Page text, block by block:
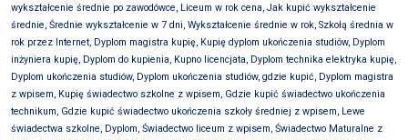
wykształcenie średnie po zawodówce, Liceum w rok cena, Jak kupić wykształcenie
średnie, Średnie wykształcenie w 7 dni, Wykształcenie średnie w rok, Szkołą średnia w
rok przez Internet, Dyplom magistra kupię, Kupię dyplom ukończenia studiów, Dyplom
inżyniera kupię, Dyplom do kupienia, Kupno licencjata, Dyplom technika elektryka kupię,
Dyplom ukończenia studiów, Dyplom ukończenia studiów, gdzie kupić, Dyplom magistra
z wpisem, Kupię świadectwo szkolne z wpisem, Gdzie kupić świadectwo ukończenia
technikum, Gdzie kupić świadectwo ukończenia szkoły średniej z wpisem, Lewe
świadectwa szkolne, Dyplom, Świadectwo liceum z wpisem, Świadectwo Maturalne z